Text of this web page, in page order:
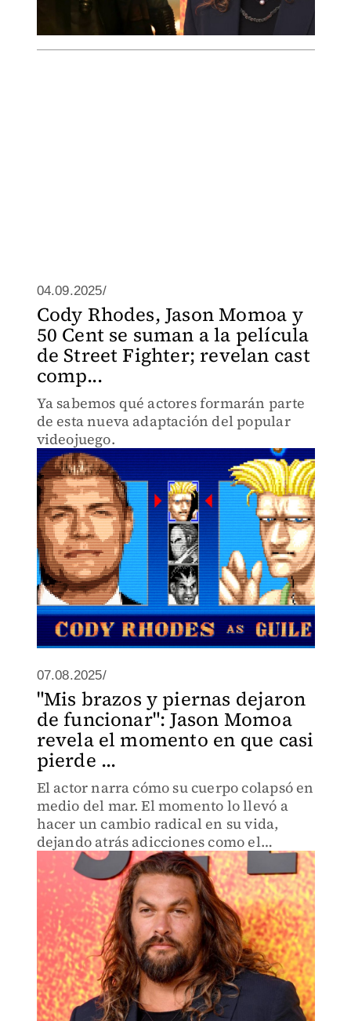
04.09.2025/
Cody Rhodes, Jason Momoa y
50 Cent se suman a la película
de Street Fighter; revelan cast
comp...
Ya sabemos qué actores formarán parte
de esta nueva adaptación del popular
videojuego.
07.08.2025/
"Mis brazos y piernas dejaron
de funcionar": Jason Momoa
revela el momento en que casi
pierde ...
El actor narra cómo su cuerpo colapsó en
medio del mar. El momento lo llevó a
hacer un cambio radical en su vida,
dejando atrás adicciones como el
cigarro.